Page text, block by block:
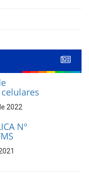
2022
Nº